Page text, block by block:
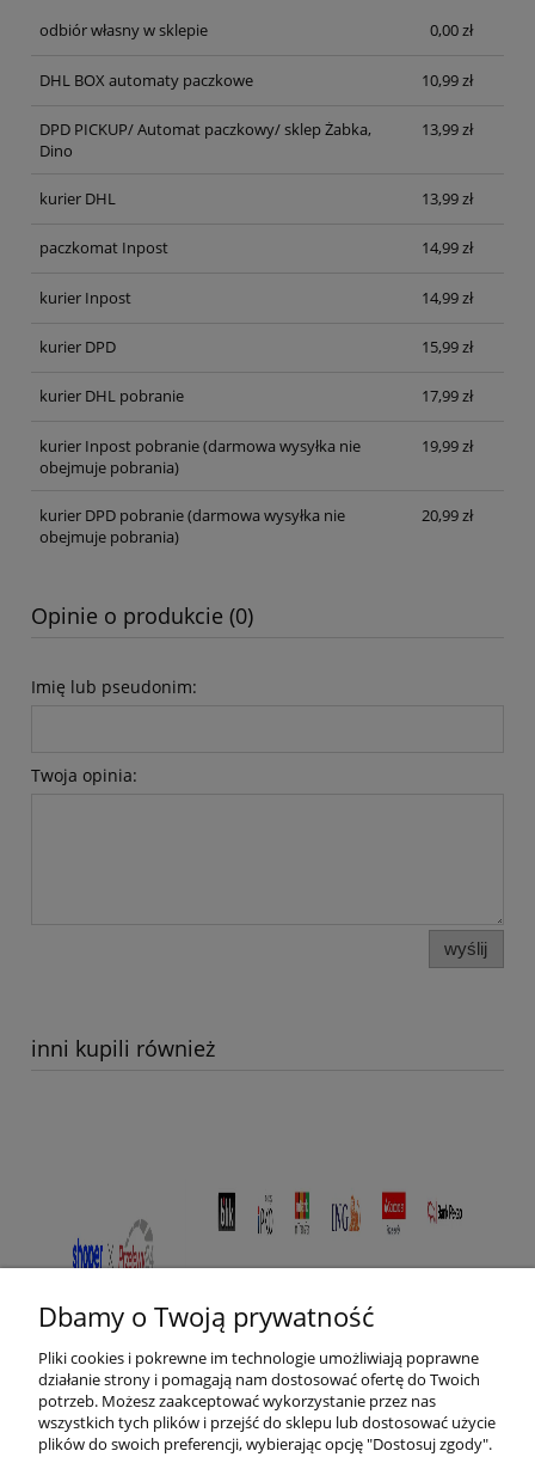
odbiór własny w sklepie
0,00 zł
DHL BOX automaty paczkowe 10,99 zł
DPD PICKUP/ Automat paczkowy/ sklep Żabka,
Dino
13,99 zł
kurier DHL 13,99 zł
paczkomat Inpost 14,99 zł
kurier Inpost 14,99 zł
kurier DPD 15,99 zł
kurier DHL pobranie 17,99 zł
kurier Inpost pobranie(darmowa wysyłka nie
obejmuje pobrania)
19,99 zł
kurier DPD pobranie(darmowa wysyłka nie
obejmuje pobrania)
20,99 zł
Opinie o produkcie (0)
Imię lub pseudonim:
Twoja opinia:
wyślij
inni kupili również
Dbamy o Twoją prywatność
Pliki cookies i pokrewne im technologie umożliwiają poprawne
działanie strony i pomagają nam dostosować ofertę do Twoich
potrzeb. Możesz zaakceptować wykorzystanie przez nas
wszystkich tych plików i przejść do sklepu lub dostosować użycie
plików do swoich preferencji, wybierając opcję "Dostosuj zgody".